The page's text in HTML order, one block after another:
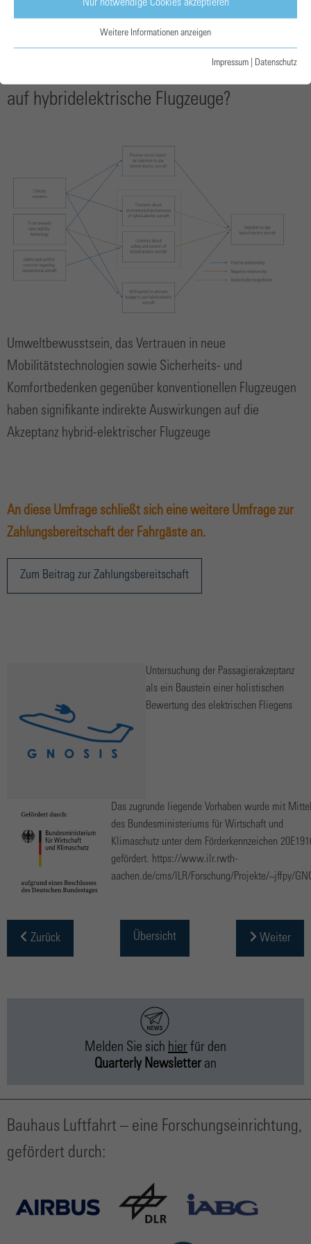
empfunden, während Privatreisende die Flugkosten als
auf hybridelektrische Flugzeuge?
Umweltbewusstsein, das Vertrauen in neue
Mobilitätstechnologien sowie Sicherheits- und
Komfortbedenken gegenüber konventionellen Flugzeugen
haben signifikante indirekte Auswirkungen auf die
Akzeptanz hybrid-elektrischer Flugzeuge
An diese Umfrage schließt sich eine weitere Umfrage zur
Zahlungsbereitschaft der Fahrgäste an.
Zum Beitrag zur Zahlungsbereitschaft
Untersuchung der Passagierakzeptanz
als ein Baustein einer holistischen
Bewertung des elektrischen Fliegens
Das zugrunde liegende Vorhaben wurde mit
des Bundesministeriums für Wirtschaft und
Klimaschutz unter dem Förderkennzeichen
gefördert. https://www.ilr.rwth-
aachen.de/cms/ILR/Forschung/Projekte/~jffpy/
Zurück Übersicht Weiter
Melden Sie sich hier für den
Quarterly Newsletter an
Bauhaus Luftfahrt – eine Forschungseinrichtung,
gefördert durch:
Weitere Informationen anzeigen
Impressum Datenschutz